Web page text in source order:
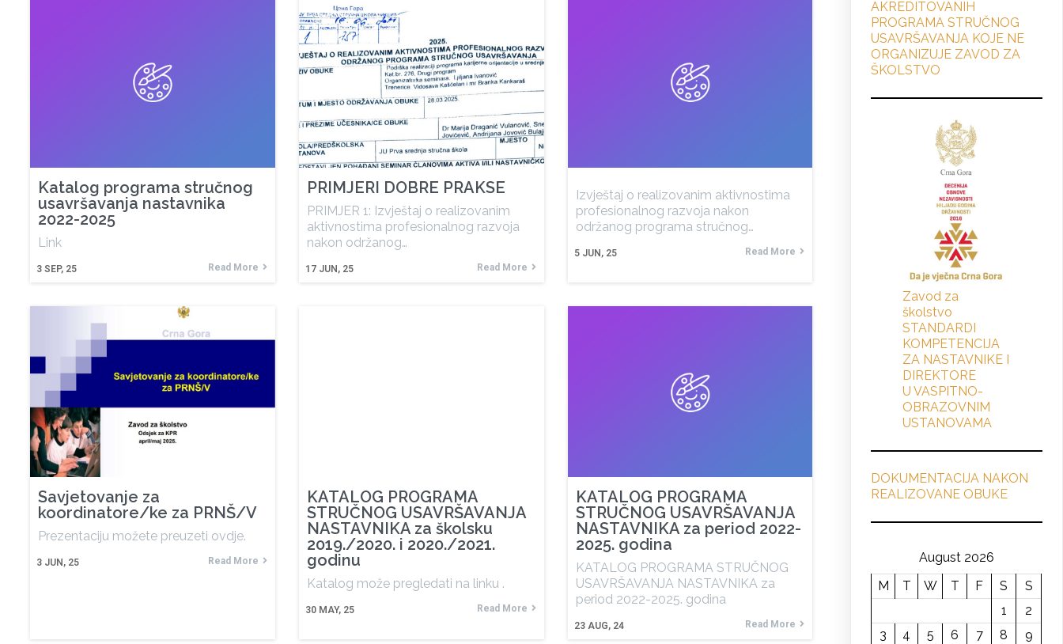
Katalog programa stručnog
usavršavanja nastavnika
2022-2025
3 SEP, 25
Link
Read More
PRIMJERI DOBRE PRAKSE
17 JUN, 25
PRIMJER 1: Izvještaj o realizovanim
aktivnostima profesionalnog razvoja
nakon održanog…
Read More
5 JUN, 25
Izvještaj o realizovanim aktivnostima
profesionalnog razvoja nakon
održanog programa stručnog…
Read More
Savjetovanje za
koordinatore/ke za PRNŠ/V
3 JUN, 25
Prezentaciju možete preuzeti ovdje.
Read More
KATALOG PROGRAMA
STRUČNOG USAVRŠAVANJA
NASTAVNIKA za školsku
2019./2020. i 2020./2021.
godinu
30 MAY, 25
Katalog može pregledati na linku .
Read More
KATALOG PROGRAMA
STRUČNOG USAVRŠAVANJA
NASTAVNIKA za period 2022-
2025. godina
23 AUG, 24
KATALOG PROGRAMA STRUČNOG
USAVRŠAVANJA NASTAVNIKA za
period 2022-2025. godina
Read More
AKREDITOVANIH
PROGRAMA STRUČNOG
USAVRŠAVANJA KOJE NE
ORGANIZUJE ZAVOD ZA
ŠKOLSTVO
Zavod za
školstvo
STANDARDI
KOMPETENCIJA
ZA NASTAVNIKE I
DIREKTORE
U VASPITNO-
OBRAZOVNIM
USTANOVAMA
DOKUMENTACIJA NAKON
REALIZOVANE OBUKE
August 2026
M
T W T F S
S
1
2
3
4 5 6 7 8
9